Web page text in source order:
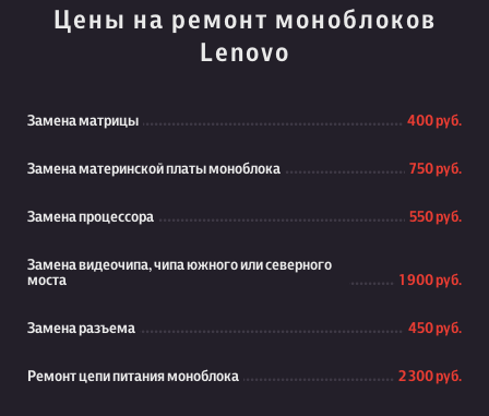
Цены на ремонт моноблоков
Lenovo
Замена матрицы 400 руб.
Замена материнской платы моноблока 750 руб.
Замена процессора 550 руб.
Замена видеочипа, чипа южного или северного
моста
1 900 руб.
Замена разъема 450 руб.
Ремонт цепи питания моноблока 2 300 руб.